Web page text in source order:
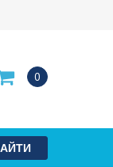
0